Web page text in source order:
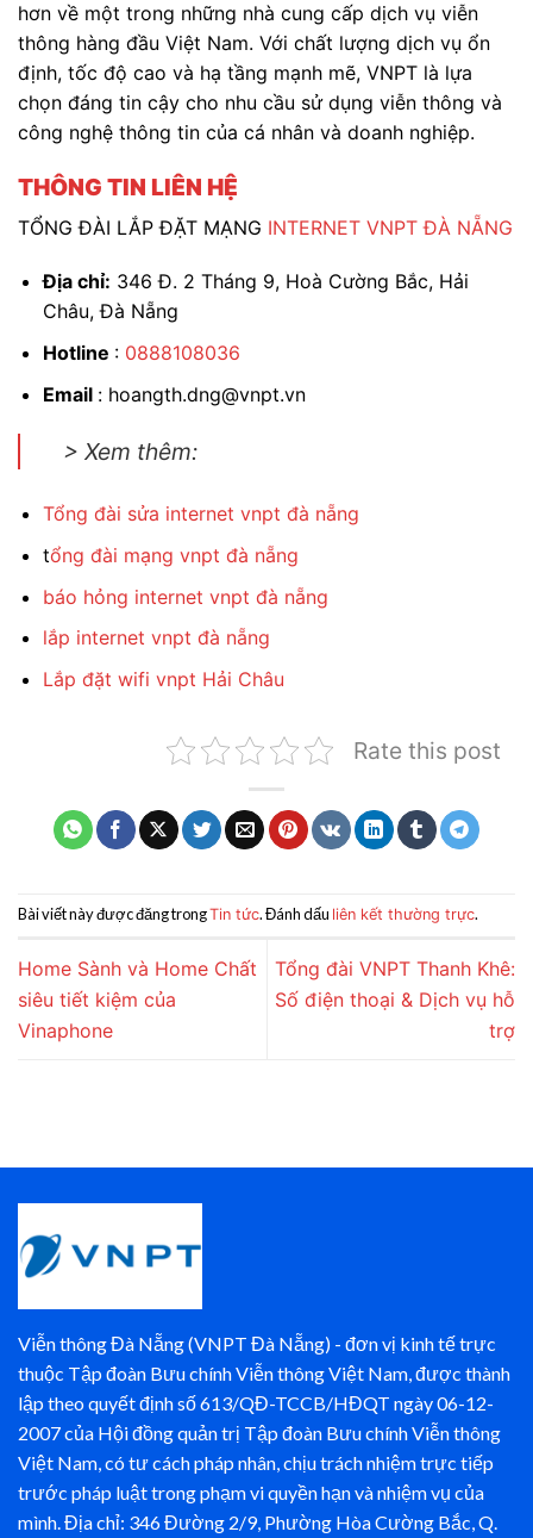
hơn về một trong những nhà cung cấp dịch vụ viễn
thông hàng đầu Việt Nam. Với chất lượng dịch vụ ổn
định, tốc độ cao và hạ tầng mạnh mẽ, VNPT là lựa
chọn đáng tin cậy cho nhu cầu sử dụng viễn thông và
công nghệ thông tin của cá nhân và doanh nghiệp.
THÔNG TIN LIÊN HỆ
TỔNG ĐÀI LẮP ĐẶT MẠNG INTERNET VNPT ĐÀ NẴNG
Địa chỉ: 346 Đ. 2 Tháng 9, Hoà Cường Bắc, Hải
Châu, Đà Nẵng
Hotline : 0888108036
Email : hoangth.dng@vnpt.vn
> Xem thêm:
Tổng đài sửa internet vnpt đà nẵng
tổng đài mạng vnpt đà nẵng
báo hỏng internet vnpt đà nẵng
lắp internet vnpt đà nẵng
Lắp đặt wifi vnpt Hải Châu
Rate this post
Bài viết này được đăng trongTin tức. Đánh dấu liên kết thường trực.
Home Sành và Home Chất
siêu tiết kiệm của
Vinaphone
Tổng đài VNPT Thanh Khê:
Số điện thoại & Dịch vụ hỗ
trợ
Viễn thông Đà Nẵng (VNPT Đà Nẵng) - đơn vị kinh tế trực
thuộc Tập đoàn Bưu chính Viễn thông Việt Nam, được thành
lập theo quyết định số 613/QĐ-TCCB/HĐQT ngày 06-12-
2007 của Hội đồng quản trị Tập đoàn Bưu chính Viễn thông
Việt Nam, có tư cách pháp nhân, chịu trách nhiệm trực tiếp
trước pháp luật trong phạm vi quyền hạn và nhiệm vụ của
mình. Địa chỉ: 346 Đường 2/9, Phường Hòa Cường Bắc, Q.